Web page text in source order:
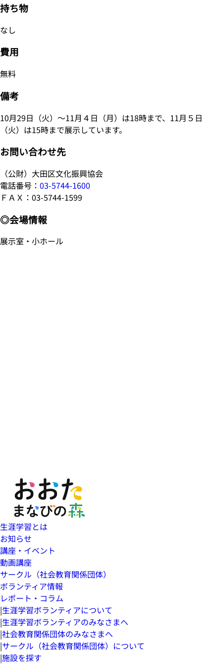
持ち物
なし
費用
無料
備考
10月29日（火）～11月４日（月）は18時まで、11月５日
（火）は15時まで展示しています。
お問い合わせ先
（公財）大田区文化振興協会
電話番号： 03-5744-1600
ＦＡＸ：03-5744-1599
◎会場情報
展示室・小ホール
生涯学習とは
お知らせ
講座・イベント
動画講座
サークル（社会教育関係団体）
ボランティア情報
レポート・コラム
|生涯学習ボランティアについて
|生涯学習ボランティアのみなさまへ
|社会教育関係団体のみなさまへ
|サークル（社会教育関係団体）について
|施設を探す